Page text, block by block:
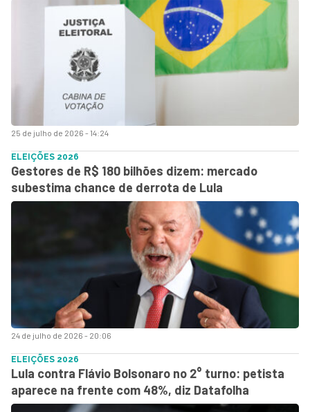
25 de julho de 2026 - 14:24
24 de julho de 2026 - 20:06
ELEIÇÕES 2026
Gestores de R$ 180 bilhões dizem: mercado
subestima chance de derrota de Lula
ELEIÇÕES 2026
Lula contra Flávio Bolsonaro no 2° turno: petista
aparece na frente com 48%, diz Datafolha